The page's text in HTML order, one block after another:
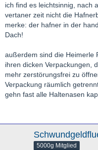
ich find es leichtsinnig, nach
vertaner zeit nicht die
merke: der hafner in der
Dach!
außerdem sind die Heimerle
ihren dicken Verpackungen,
mehr zerstörungsfrei zu
Verpackung räumlich
gehn fast alle Haltenasen
5000g Mitglied